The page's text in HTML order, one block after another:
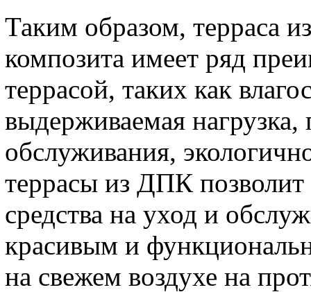
Таким образом, терраса
композита имеет ряд
террасой, таких как
выдерживаемая нагрузка,
обслуживания,
террасы из ДПК
средства на уход и
красивым и
на свежем воздухе на